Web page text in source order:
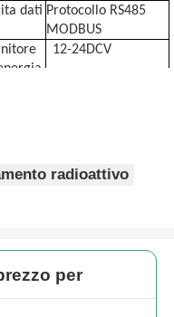
dati Protocollo RS485
MODBUS
12-24DCV
anno.
radioattivo
per